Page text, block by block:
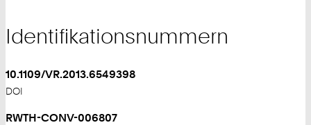
Identifikationsnummern
10.1109/VR.2013.6549398
DOI
RWTH-CONV-006807